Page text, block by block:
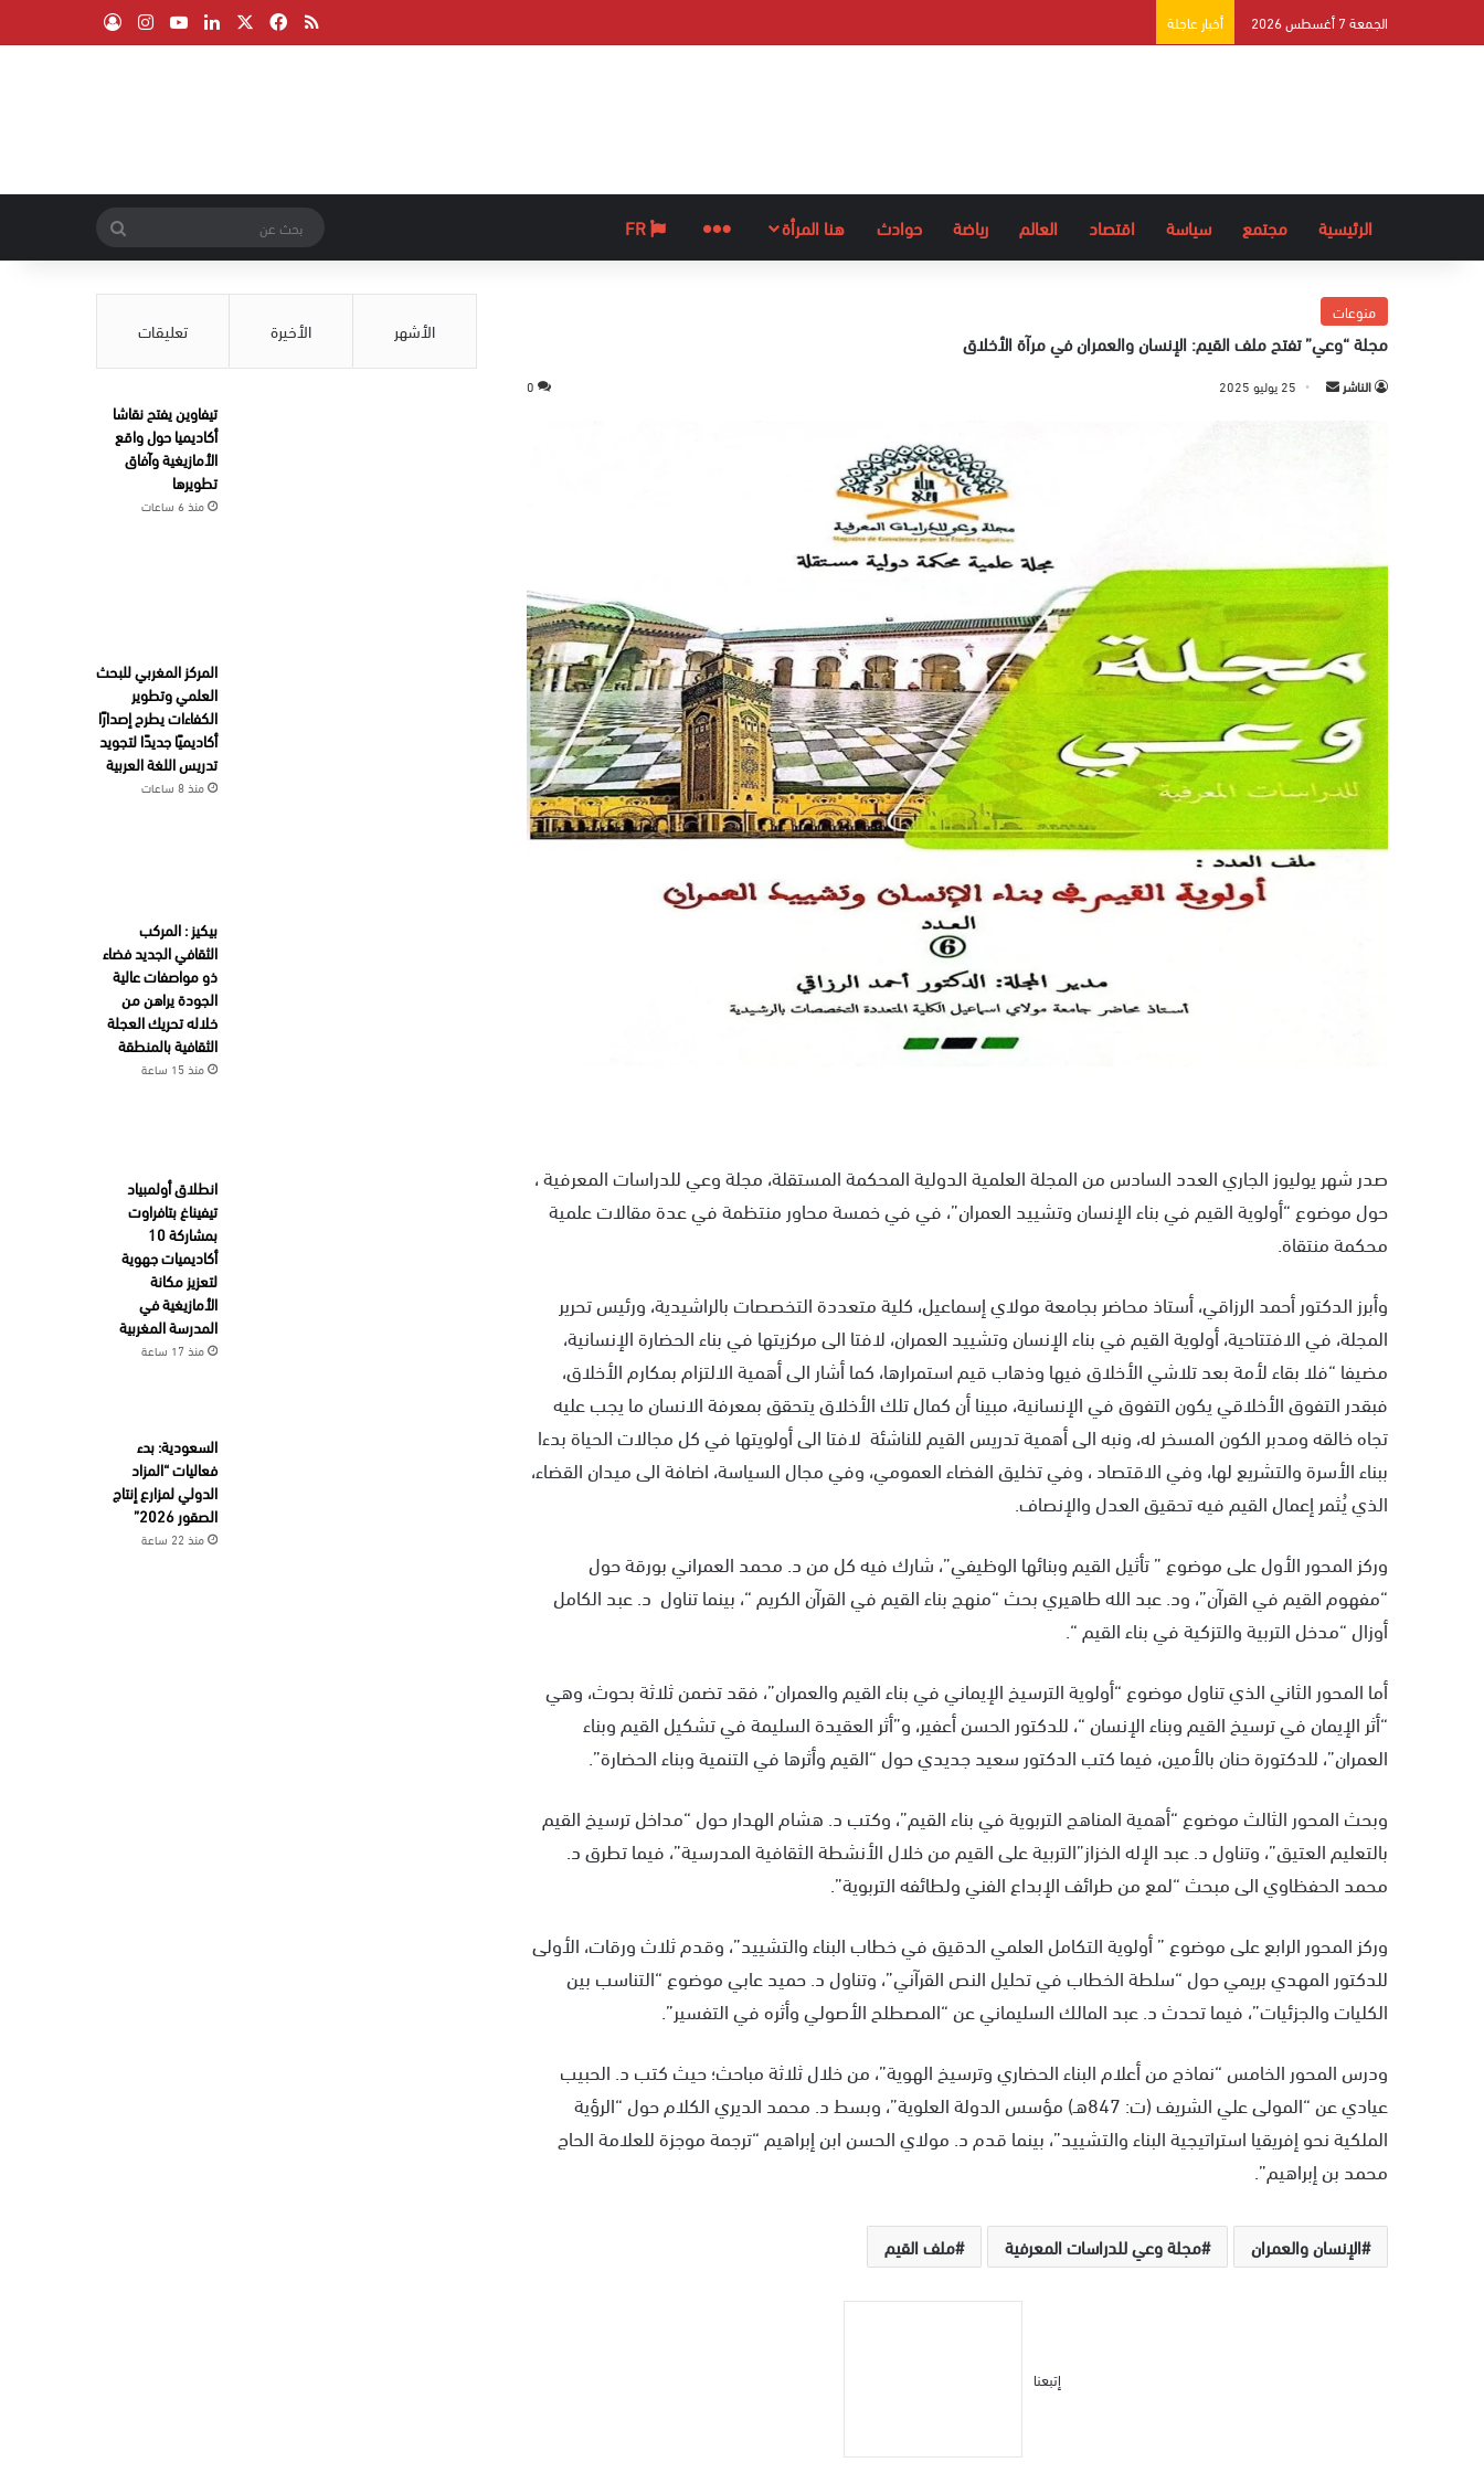
الجمعة 7 أغسطس 2026 أخبار عاجلة ملخص الموقع RSS
فيسبوك لينكدإن ‫YouTube
انستقرام
الرئيسية مجتمع سياسة اقتصاد العالم رياضة حوادث هنا المرأة المزيد
عن
منوعات
مجلة “وعي” تفتح ملف القيم: الإنسان والعمران في مرآة الأخلاق
الناشر
د
ا
إ
ك
ر
و
ي
ا
25 يوليو 2025 0
صدر شهر يوليوز الجاري العدد السادس من المجلة العلمية الدولية المحكمة المستقلة، مجلة وعي للدراسات المعرفية ،
حول موضوع “أولوية القيم في بناء الإنسان وتشييد العمران”، في في خمسة محاور منتظمة في عدة مقالات علمية
محكمة منتقاة.
وأبرز الدكتور أحمد الرزاقي، أستاذ محاضر بجامعة مولاي إسماعيل، كلية متعددة التخصصات بالراشيدية، ورئيس تحرير
المجلة، في الافتتاحية، أولوية القيم في بناء الإنسان وتشييد العمران، لافتا الى مركزيتها في بناء الحضارة الإنسانية،
مضيفا “فلا بقاء لأمة بعد تلاشي الأخلاق فيها وذهاب قيم استمرارها، كما أشار الى أهمية الالتزام بمكارم الأخلاق،
فبقدر التفوق الأخلاقي يكون التفوق في الإنسانية، مبينا أن كمال تلك الأخلاق يتحقق بمعرفة الانسان ما يجب عليه
تجاه خالقه ومدبر الكون المسخر له، ونبه الى أهمية تدريس القيم للناشئة لافتا الى أولويتها في كل مجالات الحياة بدءا
ببناء الأسرة والتشريع لها، وفي الاقتصاد ، وفي تخليق الفضاء العمومي، وفي مجال السياسة، اضافة الى ميدان القضاء،
الذي يُثمر إعمال القيم فيه تحقيق العدل والإنصاف.
وركز المحور الأول على موضوع ” تأثيل القيم وبنائها الوظيفي”، شارك فيه كل من د. محمد العمراني بورقة حول
“مفهوم القيم في القرآن”، ود. عبد الله طاهيري بحث “منهج بناء القيم في القرآن الكريم “، بينما تناول د. عبد الكامل
أوزال “مدخل التربية والتزكية في بناء القيم “.
أما المحور الثاني الذي تناول موضوع “أولوية الترسيخ الإيماني في بناء القيم والعمران”، فقد تضمن ثلاثة بحوث، وهي
“أثر الإيمان في ترسيخ القيم وبناء الإنسان “، للدكتور الحسن أعفير، و”أثر العقيدة السليمة في تشكيل القيم وبناء
العمران”، للدكتورة حنان بالأمين، فيما كتب الدكتور سعيد جديدي حول “القيم وأثرها في التنمية وبناء الحضارة”.
وبحث المحور الثالث موضوع “أهمية المناهج التربوية في بناء القيم”، وكتب د. هشام الهدار حول “مداخل ترسيخ القيم
بالتعليم العتيق”، وتناول د. عبد الإله الخزاز”التربية على القيم من خلال الأنشطة الثقافية المدرسية”، فيما تطرق د.
محمد الحفظاوي الى مبحث “لمع من طرائف الإبداع الفني ولطائفه التربوية”.
وركز المحور الرابع على موضوع ” أولوية التكامل العلمي الدقيق في خطاب البناء والتشييد”، وقدم ثلاث ورقات، الأولى
للدكتور المهدي بريمي حول “سلطة الخطاب في تحليل النص القرآني”، وتناول د. حميد عابي موضوع “التناسب بين
الكليات والجزئيات”، فيما تحدث د. عبد المالك السليماني عن “المصطلح الأصولي وأثره في التفسير”.
ودرس المحور الخامس “نماذج من أعلام البناء الحضاري وترسيخ الهوية”، من خلال ثلاثة مباحث؛ حيث كتب د. الحبيب
عيادي عن “المولى علي الشريف (ت: 847هـ) مؤسس الدولة العلوية”، وبسط د. محمد الديري الكلام حول “الرؤية
الملكية نحو إفريقيا استراتيجية البناء والتشييد”، بينما قدم د. مولاي الحسن ابن إبراهيم “ترجمة موجزة للعلامة الحاج
محمد بن إبراهيم”.
الإنسان والعمران مجلة وعي للدراسات المعرفية ملف القيم
إتبعنا
الأشهر الأخيرة تعليقات
تيفاوين يفتح نقاشا
أكاديميا حول واقع
الأمازيغية وآفاق
تطويرها
منذ 6 ساعات
المركز المغربي للبحث
العلمي وتطوير
الكفاءات يطرح إصدارًا
أكاديميًا جديدًا لتجويد
تدريس اللغة العربية
منذ 8 ساعات
بيكيز : المركب
الثقافي الجديد فضاء
ذو مواصفات عالية
الجودة يراهن من
خلاله تحريك العجلة
الثقافية بالمنطقة
منذ 15 ساعة
انطلاق أولمبياد
تيفيناغ بتافراوت
بمشاركة 10
أكاديميات جهوية
لتعزيز مكانة
الأمازيغية في
المدرسة المغربية
منذ 17 ساعة
السعودية: بدء
فعاليات “المزاد
الدولي لمزارع إنتاج
الصقور 2026”
منذ 22 ساعة